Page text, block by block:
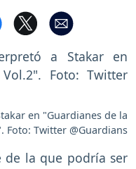
en "Guardianes de la
Foto: Twitter @Guardians
de la que podría ser